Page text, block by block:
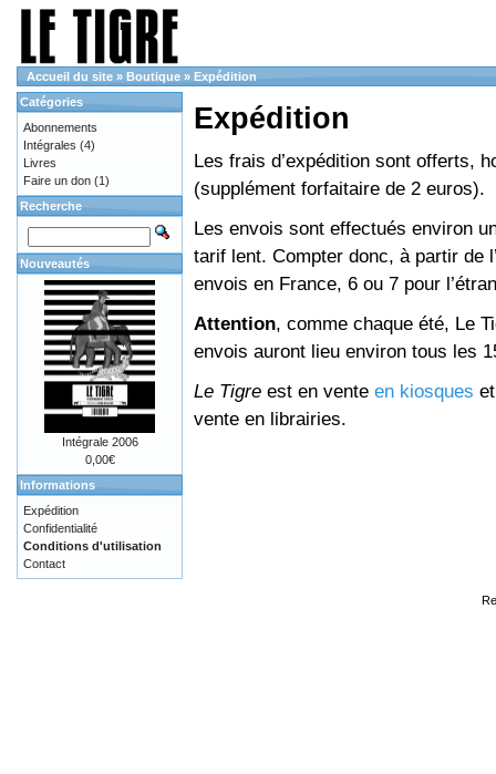
Accueil du site » Boutique » Expédition
Expédition
Les frais d’expédition sont offerts,
(supplément forfaitaire de 2 euros).
Les envois sont effectués environ
tarif lent. Compter donc, à partir de
envois en France, 6 ou 7 pour
Attention, comme chaque été, Le
envois auront lieu environ tous les
Le Tigre est en vente en kiosques
vente en librairies.
Catégories
Abonnements
Intégrales (4)
Livres
Faire un don (1)
Recherche
Nouveautés
Intégrale 2006
0,00€
Informations
Expédition
Confidentialité
Conditions d'utilisation
Contact